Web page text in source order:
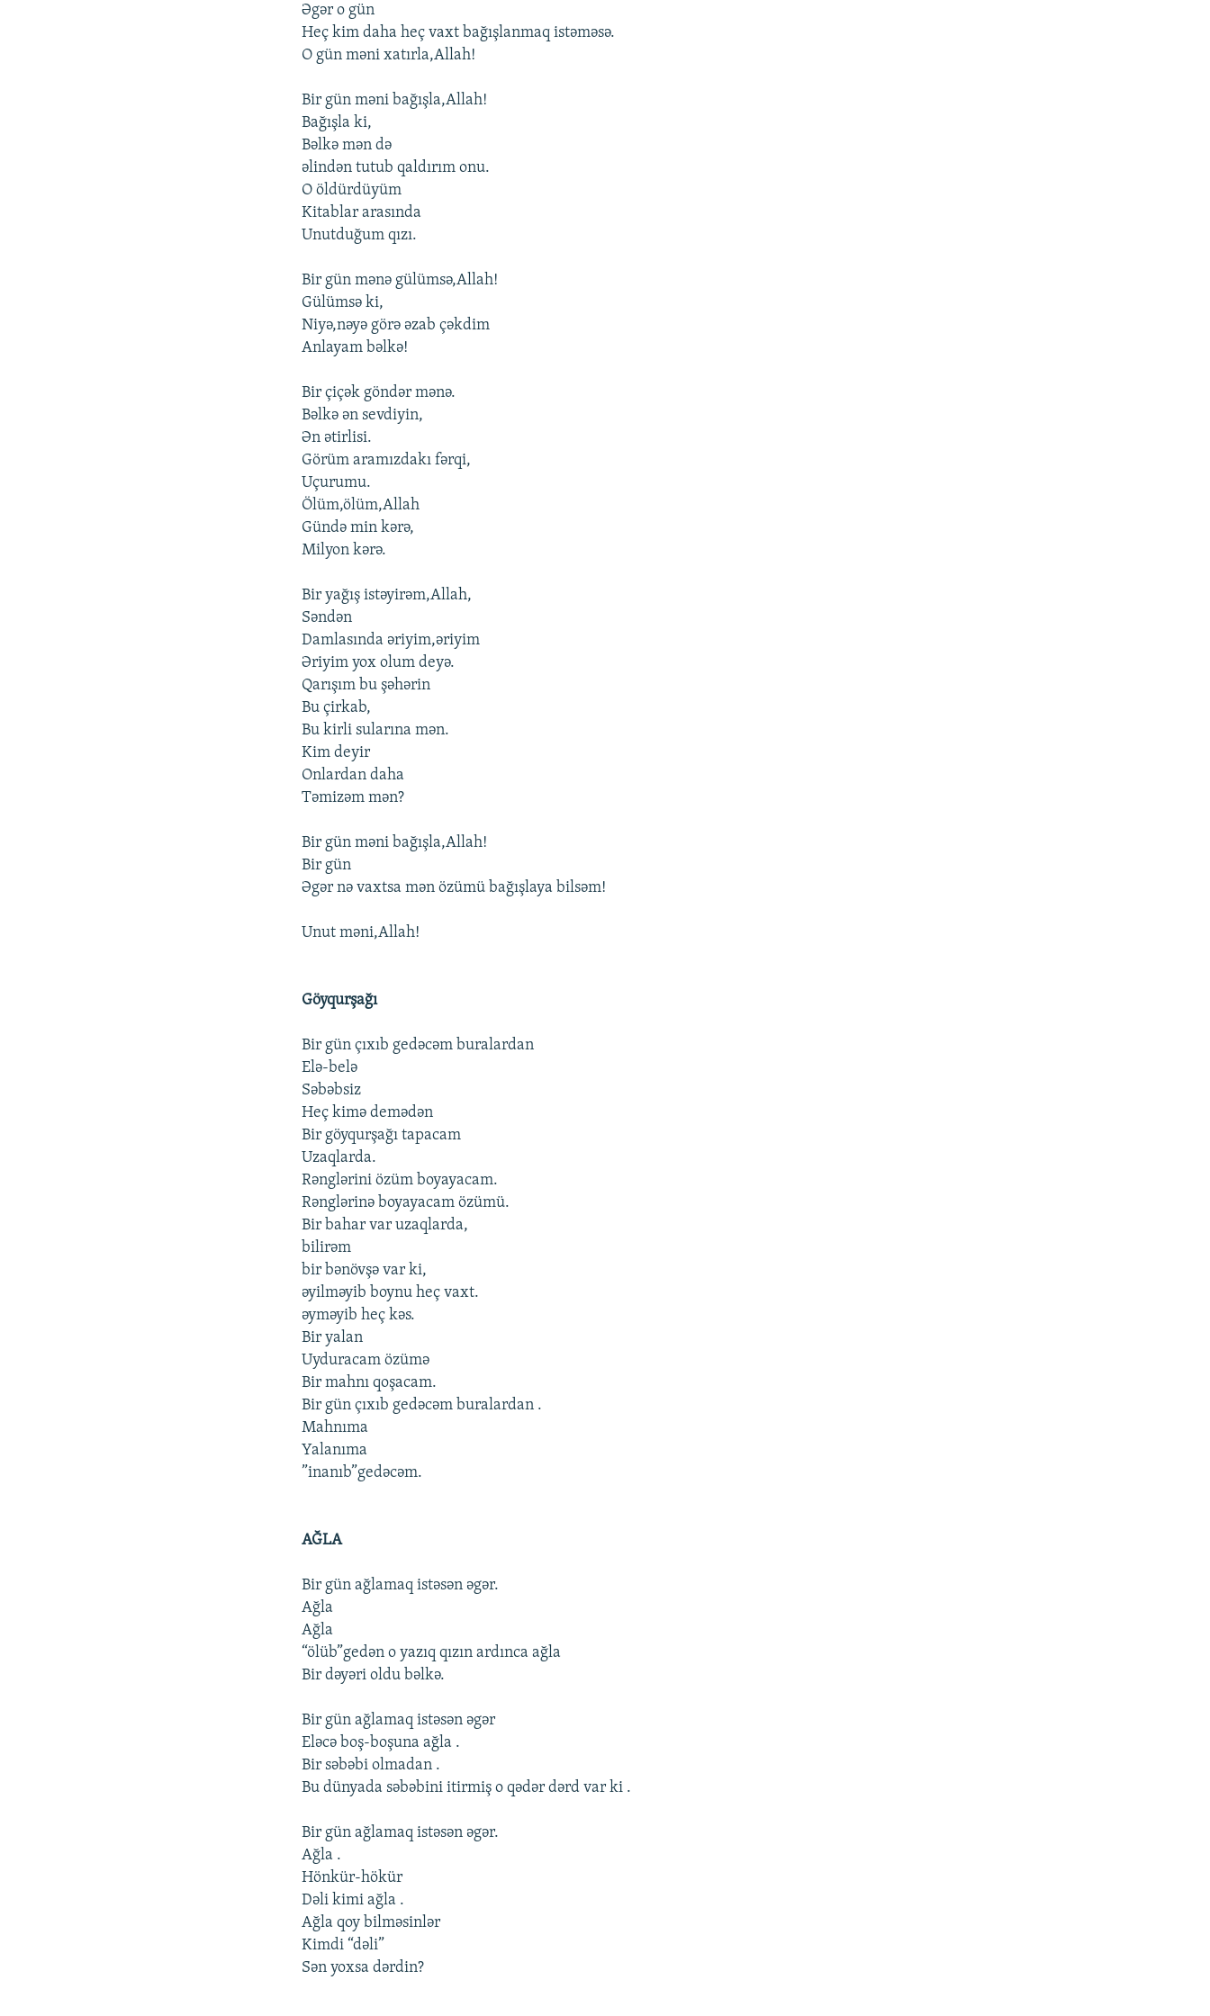
Əgər o gün
Heç kim daha heç vaxt bağışlanmaq istəməsə.
O gün məni xatırla,Allah!
Bir gün məni bağışla,Allah!
Bağışla ki,
Bəlkə mən də
əlindən tutub qaldırım onu.
O öldürdüyüm
Kitablar arasında
Unutduğum qızı.
Bir gün mənə gülümsə,Allah!
Gülümsə ki,
Niyə,nəyə görə əzab çəkdim
Anlayam bəlkə!
Bir çiçək göndər mənə.
Bəlkə ən sevdiyin,
Ən ətirlisi.
Görüm aramızdakı fərqi,
Uçurumu.
Ölüm,ölüm,Allah
Gündə min kərə,
Milyon kərə.
Bir yağış istəyirəm,Allah,
Səndən
Damlasında əriyim,əriyim
Əriyim yox olum deyə.
Qarışım bu şəhərin
Bu çirkab,
Bu kirli sularına mən.
Kim deyir
Onlardan daha
Təmizəm mən?
Bir gün məni bağışla,Allah!
Bir gün
Əgər nə vaxtsa mən özümü bağışlaya bilsəm!
Unut məni,Allah!
Göyqurşağı
Bir gün çıxıb gedəcəm buralardan
Elə-belə
Səbəbsiz
Heç kimə demədən
Bir göyqurşağı tapacam
Uzaqlarda.
Rənglərini özüm boyayacam.
Rənglərinə boyayacam özümü.
Bir bahar var uzaqlarda,
bilirəm
bir bənövşə var ki,
əyilməyib boynu heç vaxt.
əyməyib heç kəs.
Bir yalan
Uyduracam özümə
Bir mahnı qoşacam.
Bir gün çıxıb gedəcəm buralardan .
Mahnıma
Yalanıma
”inanıb”gedəcəm.
AĞLA
Bir gün ağlamaq istəsən əgər.
Ağla
Ağla
“ölüb”gedən o yazıq qızın ardınca ağla
Bir dəyəri oldu bəlkə.
Bir gün ağlamaq istəsən əgər
Eləcə boş-boşuna ağla .
Bir səbəbi olmadan .
Bu dünyada səbəbini itirmiş o qədər dərd var ki .
Bir gün ağlamaq istəsən əgər.
Ağla .
Hönkür-hökür
Dəli kimi ağla .
Ağla qoy bilməsinlər
Kimdi “dəli”
Sən yoxsa dərdin?